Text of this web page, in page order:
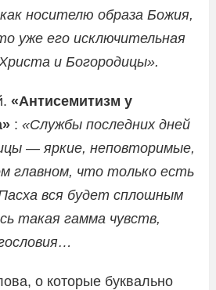
носителю образа Божия,
уже его исключительная
и Богородицы».
«Антисемитизм у
: «Службы последних дней
— яркие, неповторимые,
главном, что только есть
вся будет сплошным
такая гамма чувств,
о которые буквально